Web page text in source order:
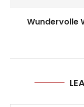
Wundervolle